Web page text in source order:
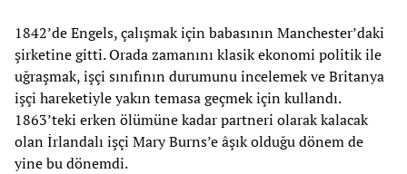
1842’de Engels, çalışmak için babasının Manchester’daki
şirketine gitti. Orada zamanını klasik ekonomi politik ile
uğraşmak, işçi sınıfının durumunu incelemek ve Britanya
işçi hareketiyle yakın temasa geçmek için kullandı.
1863’teki erken ölümüne kadar partneri olarak kalacak
olan İrlandalı işçi Mary Burns’e âşık olduğu dönem de
yine bu dönemdi.